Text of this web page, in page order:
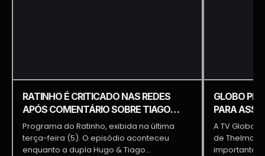
RATINHO É CRITICADO NAS REDES
APÓS COMENTÁRIO SOBRE TIAGO
PIQUILO DURANTE PROGRAMA
Programa do Ratinho, exibida na última
terça-feira (5). O episódio aconteceu
enquanto a dupla Hugo & Tiago
GLOBO
PARA
BRAGA E
A TV Globo
de Thelma
importante